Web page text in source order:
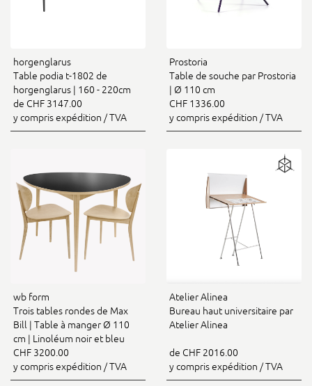
horgenglarus
Table podia t-1802 de
horgenglarus | 160 - 220cm
de CHF 3147.00
y compris expédition / TVA
Prostoria
Table de souche par Prostoria
| Ø 110 cm
CHF 1336.00
y compris expédition / TVA
wb form
Trois tables rondes de Max
Bill | Table à manger Ø 110
cm | Linoléum noir et bleu
CHF 3200.00
y compris expédition / TVA
Atelier Alinea
Bureau haut universitaire par
Atelier Alinea
de CHF 2016.00
y compris expédition / TVA